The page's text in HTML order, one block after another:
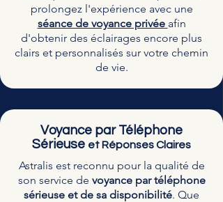
prolongez l'expérience avec une
séance de voyance privée afin
d'obtenir des éclairages encore plus
clairs et personnalisés sur votre chemin
de vie.
Voyance par Téléphone
Sérieuse et Réponses Claires
Astralis est reconnu pour la qualité de
son service de voyance par téléphone
sérieuse et de sa disponibilité. Que